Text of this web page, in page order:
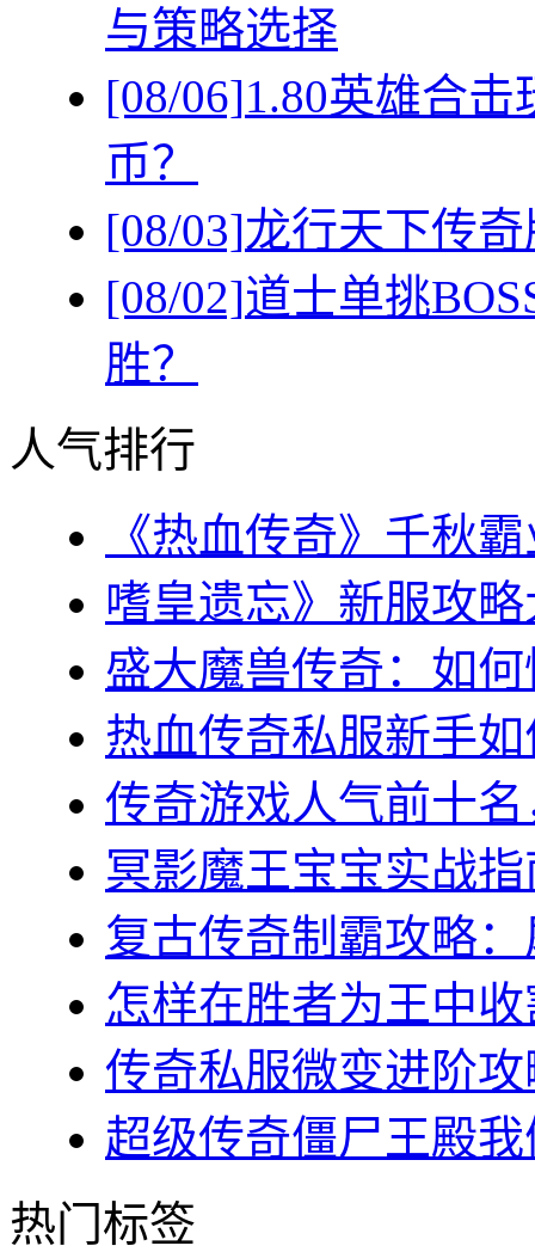
与策略选择
[08/06]1.80英雄合
币？
[08/03]龙行天下传
[08/02]道士单挑
胜？
人气排行
《热血传奇》千秋
嗜皇遗忘》新服攻
盛大魔兽传奇：如
热血传奇私服新手
传奇游戏人气前十
冥影魔王宝宝实战
复古传奇制霸攻略
怎样在胜者为王中
传奇私服微变进阶
超级传奇僵尸王殿
热门标签